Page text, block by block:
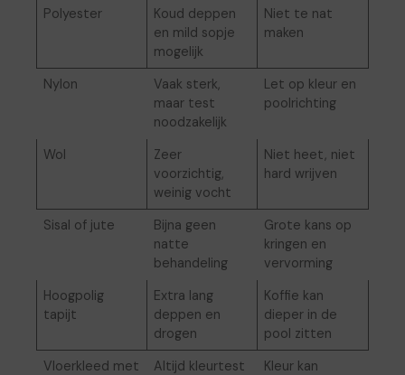
Polyester
Koud deppen
en mild sopje
mogelijk
Niet te nat
maken
Nylon
Vaak sterk,
maar test
noodzakelijk
Let op kleur en
poolrichting
Wol
Zeer
voorzichtig,
weinig vocht
Niet heet, niet
hard wrijven
Sisal of jute
Bijna geen
natte
behandeling
Grote kans op
kringen en
vervorming
Hoogpolig
tapijt
Extra lang
deppen en
drogen
Koffie kan
dieper in de
pool zitten
Vloerkleed met
Altijd kleurtest
Kleur kan